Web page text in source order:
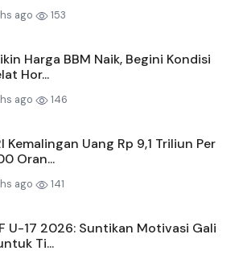
ago 153
Harga BBM Naik, Begini Kondisi
Hor...
ago 146
Kemalingan Uang Rp 9,1 Triliun Per
Oran...
ago 141
U-17 2026: Suntikan Motivasi Gali
Ti...